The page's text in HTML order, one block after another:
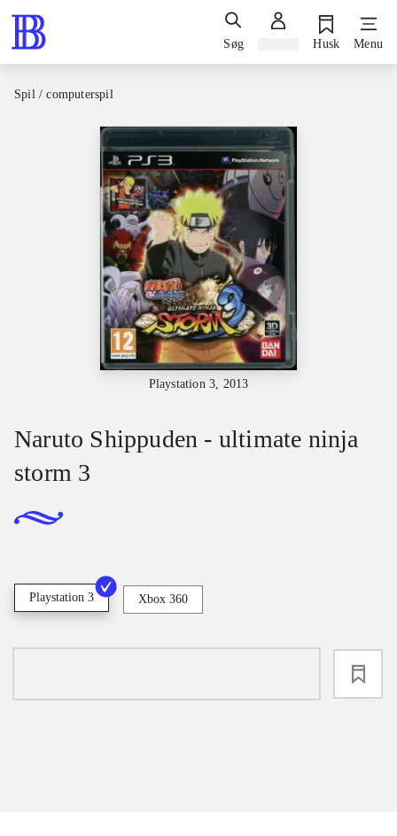
Søg Husk Menu
Spil / computerspil
Playstation 3, 2013
Naruto Shippuden - ultimate ninja
storm 3
Playstation 3 Xbox 360